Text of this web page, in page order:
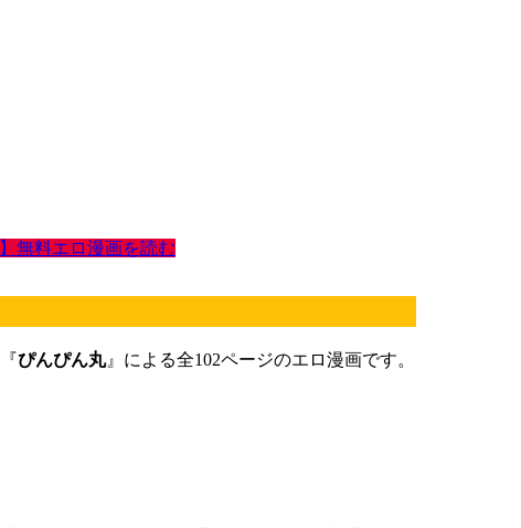
無料エロ漫画を読む
ぴんぴん丸』による全102ページのエロ漫画です。